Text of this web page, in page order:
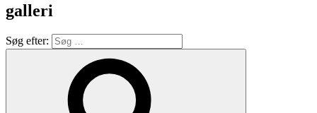
galleri
Søg efter: